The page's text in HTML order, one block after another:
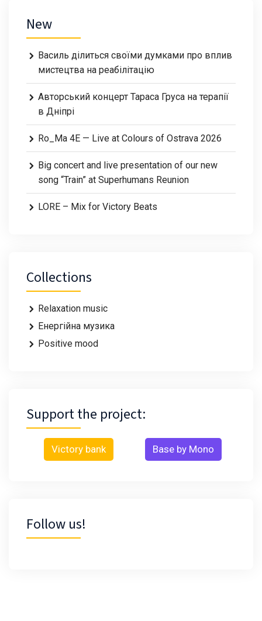
New
Василь ділиться своїми думками про вплив
мистецтва на реабілітацію
Авторський концерт Тараса Груса на терапії
в Дніпрі
Ro_Ma 4E — Live at Colours of Ostrava 2026
Big concert and live presentation of our new
song “Train” at Superhumans Reunion
LORE – Mix for Victory Beats
Collections
Relaxation music
Енергійна музика
Positive mood
Support the project:
Victory bank Base by Mono
Follow us!